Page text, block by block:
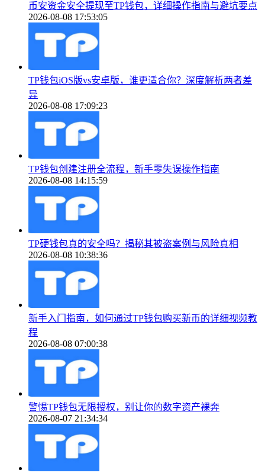
币安资金安全提现至TP钱包，详细操作指南与避坑要点
2026-08-08 17:53:05
TP钱包iOS版vs安卓版，谁更适合你？深度解析两者差
异
2026-08-08 17:09:23
TP钱包创建注册全流程，新手零失误操作指南
2026-08-08 14:15:59
TP硬钱包真的安全吗？揭秘其被盗案例与风险真相
2026-08-08 10:38:36
新手入门指南，如何通过TP钱包购买新币的详细视频教
程
2026-08-08 07:00:38
警惕TP钱包无限授权，别让你的数字资产裸奔
2026-08-07 21:34:34